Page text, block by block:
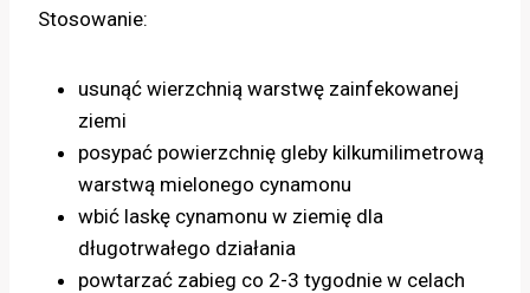
Stosowanie:
usunąć wierzchnią warstwę zainfekowanej
ziemi
posypać powierzchnię gleby kilkumilimetrową
warstwą mielonego cynamonu
wbić laskę cynamonu w ziemię dla
długotrwałego działania
powtarzać zabieg co 2-3 tygodnie w celach